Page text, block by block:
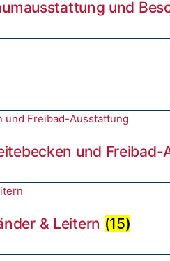
und
und Freibad-
& Leitern (15)